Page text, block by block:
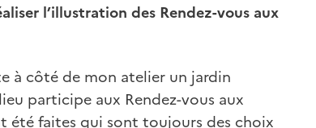
l’illustration des Rendez-vous aux
à côté de mon atelier un jardin
participe aux Rendez-vous aux
été faites qui sont toujours des choix